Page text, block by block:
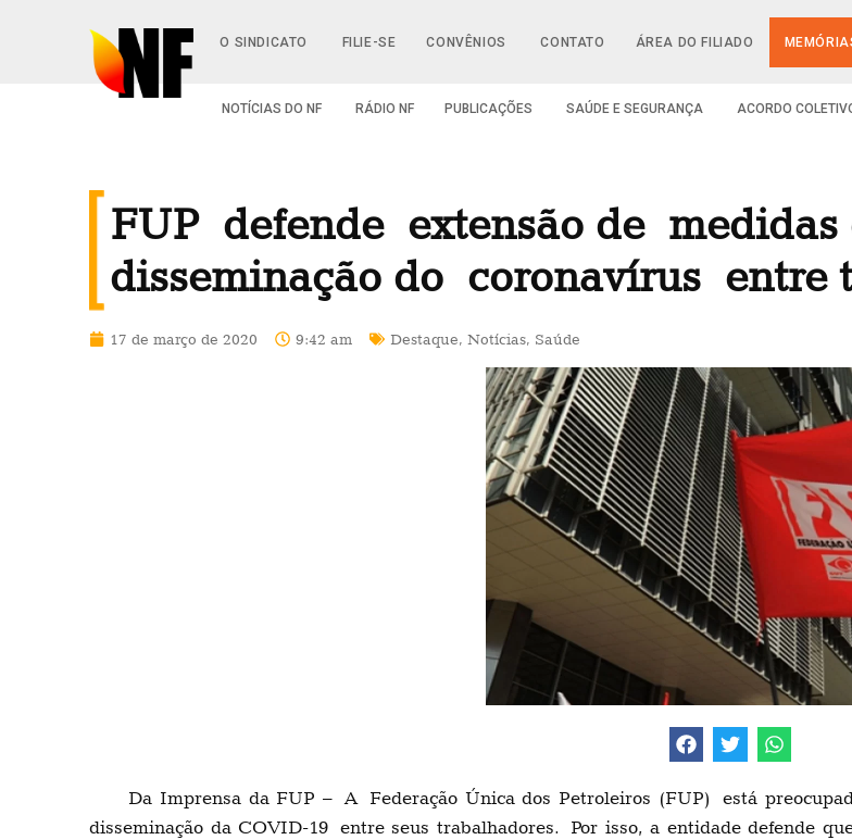
O SINDICATO FILIE-SE CONVÊNIOS CONTATO ÁREA DO FILIADO
NOTÍCIAS DO NF RÁDIO NF PUBLICAÇÕES SAÚDE E SEGURANÇA ACORDO
FUP defende extensão de
disseminação do coronavírus entre
17 de março de 2020 9:42 am Destaque, Notícias, Saúde
Da Imprensa da FUP – A Federação Única dos Petroleiros (FUP) está
disseminação da COVID-19 entre seus trabalhadores. Por isso, a entidade defende